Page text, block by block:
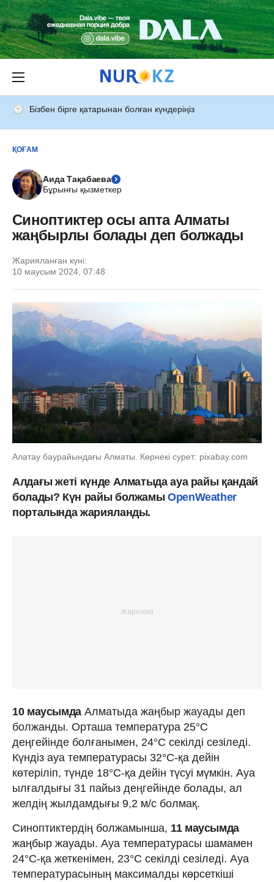
Бізбен бірге қатарынан болған күндеріңіз
ҚОҒАМ
Аида Тақабаева
Бұрынғы қызметкер
Синоптиктер осы апта Алматы
жаңбырлы болады деп болжады
Жарияланған күні:
10 маусым 2024, 07:48
Алатау баурайындағы Алматы. Көрнекі сурет: pixabay.com
Алдағы жеті күнде Алматыда ауа райы қандай
болады? Күн райы болжамы OpenWeather
порталында жарияланды.
10 маусымда Алматыда жаңбыр жауады деп
болжанды. Орташа температура 25°C
деңгейінде болғанымен, 24°C секілді сезіледі.
Күндіз ауа температурасы 32°C-қа дейін
көтеріліп, түнде 18°C-қа дейін түсуі мүмкін. Ауа
ылғалдығы 31 пайыз деңгейінде болады, ал
желдің жылдамдығы 9,2 м/с болмақ.
Синоптиктердің болжамынша, 11 маусымда
жаңбыр жауады. Ауа температурасы шамамен
24°C-қа жеткенімен, 23°C секілді сезіледі. Ауа
температурасының максималды көрсеткіші